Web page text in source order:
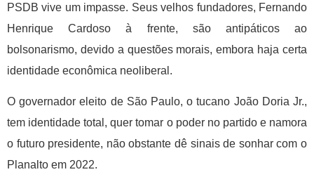
PSDB vive um impasse. Seus velhos fundadores, Fernando
Henrique Cardoso à frente, são antipáticos ao
bolsonarismo, devido a questões morais, embora haja certa
identidade econômica neoliberal.
O governador eleito de São Paulo, o tucano João Doria Jr.,
tem identidade total, quer tomar o poder no partido e namora
o futuro presidente, não obstante dê sinais de sonhar com o
Planalto em 2022.